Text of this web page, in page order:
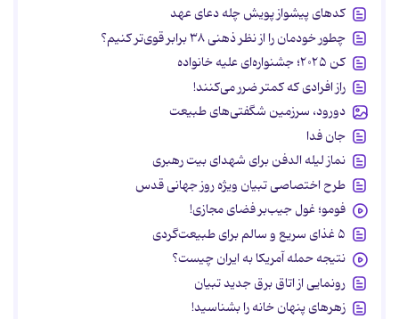
کدهای پیشواز پویش چله دعای عهد
چطور خودمان را از نظر ذهنی ۳۸ برابر قوی‌تر کنیم؟
کن ۲۰۲۵؛ جشنواره‌ای علیه خانواده
راز افرادی که کمتر ضرر می‌کنند!
دورود، سرزمین شگفتی‌های طبیعت
جان فدا
نماز لیله الدفن برای شهدای بیت رهبری
طرح اختصاصی تبیان ویژه روز جهانی قدس
فومو؛ غول جیب‌بر فضای مجازی!
۵ غذای سریع و سالم برای طبیعت‌گردی
نتیجه حمله آمریکا به ایران چیست؟
رونمایی از اتاق برق جدید تبیان
زهرهای پنهان خانه را بشناسید!